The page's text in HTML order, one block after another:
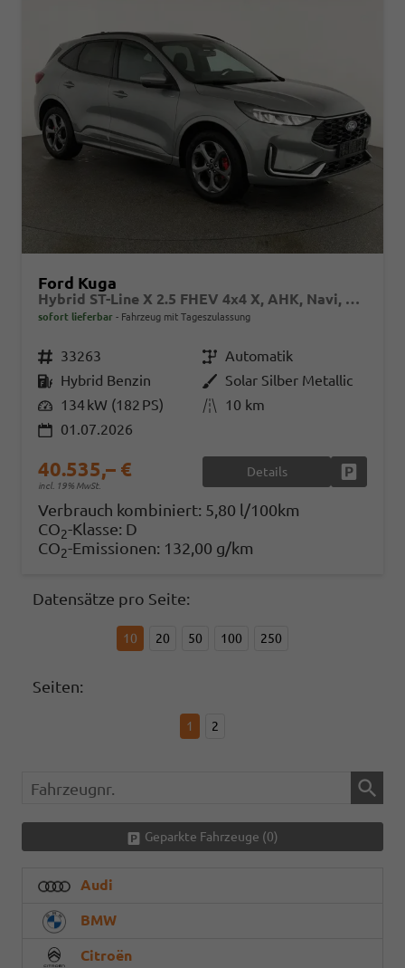
Ford Kuga
Hybrid ST-Line X 2.5 FHEV 4x4 X, AHK, Navi, AreaView, Sound, Side, el. Klappe, Winter, 5 J.-Garantie
sofort lieferbar Fahrzeug mit Tageszulassung
Fahrzeugnr. 33263 GetriebeAutomatik
Kraftstoff Hybrid Benzin AußenfarbeSolar Silber Metallic
Leistung 134 kW (182 PS) Kilometerstand 10 km
01.07.2026
40.535,– €
incl. 19% MwSt.
Details
Verbrauch kombiniert: 5,80 l/100km
CO2-Klasse: D
CO2-Emissionen: 132,00 g/km
Datensätze pro Seite:
10 20 50 100 250
Seiten:
1 2
Fahrzeugnr.
Geparkte Fahrzeuge (0)
Audi
BMW
Citroën